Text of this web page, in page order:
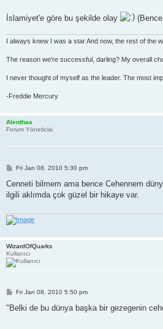
İslamiyet'e göre bu şekilde olay
I always knew I was a star And now, the rest of the
The reason we're successful, darling? My overall
I never thought of myself as the leader. The most
-Freddie Mercury
Alenthas
Forum Yöneticisi
P
s
Fri Jan 08, 2010 5:30 pm
Cenneti bilmem ama bence Cehennem
ilgili aklımda çok güzel bir hikaye var.
WizardOfQuarks
Kullanıcı
P
s
Fri Jan 08, 2010 5:50 pm
"Belki de bu dünya başka bir gezegenin